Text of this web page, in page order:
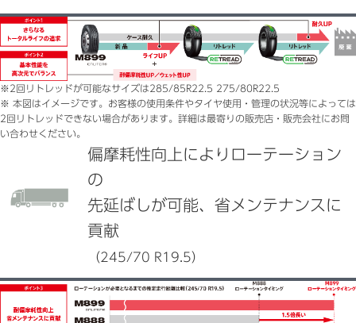
※2回リトレッドが可能なサイズは285/85R22.5 275/80R22.5
※ 本図はイメージです。お客様の使用条件やタイヤ使用・管理の状況等によっては
2回リトレッドできない場合があります。詳細は最寄りの販売店・販売会社にお問
い合わせください。
偏摩耗性向上によりローテーション
の
先延ばしが可能、省メンテナンスに
貢献
（245/70 R19.5）